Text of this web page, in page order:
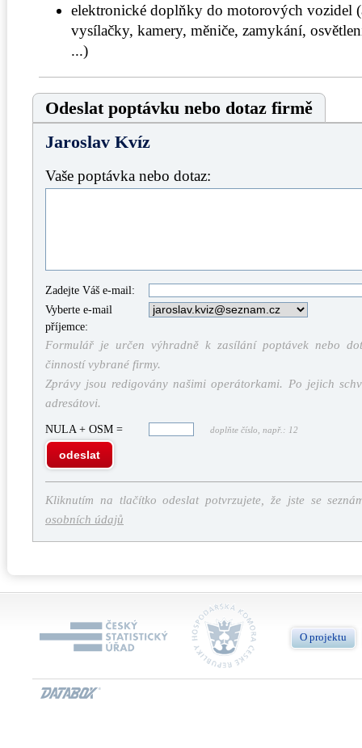
elektronické doplňky do motorových vozidel
vysílačky, kamery, měniče, zamykání,
...)
Odeslat poptávku nebo dotaz firmě
Jaroslav Kvíz
Vaše poptávka nebo dotaz:
Zadejte Váš e-mail:
Vyberte e-mail
příjemce:
Formulář je určen výhradně k zasílání poptávek nebo
činností vybrané firmy.
Zprávy jsou redigovány našimi operátorkami. Po jejich
adresátovi.
NULA + OSM = doplňte číslo, např.: 12
odeslat
Kliknutím na tlačítko odeslat potvrzujete, že jste se
osobních údajů
O projektu